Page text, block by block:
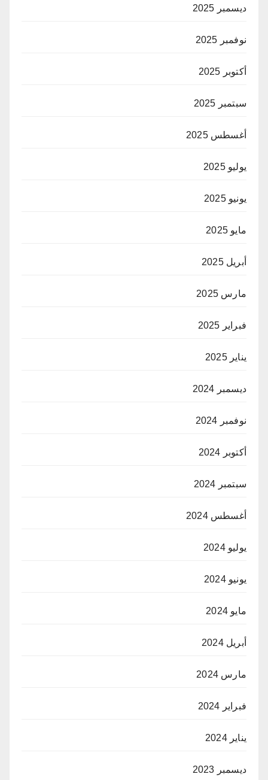
ديسمبر 2025
نوفمبر 2025
أكتوبر 2025
سبتمبر 2025
أغسطس 2025
يوليو 2025
يونيو 2025
مايو 2025
أبريل 2025
مارس 2025
فبراير 2025
يناير 2025
ديسمبر 2024
نوفمبر 2024
أكتوبر 2024
سبتمبر 2024
أغسطس 2024
يوليو 2024
يونيو 2024
مايو 2024
أبريل 2024
مارس 2024
فبراير 2024
يناير 2024
ديسمبر 2023